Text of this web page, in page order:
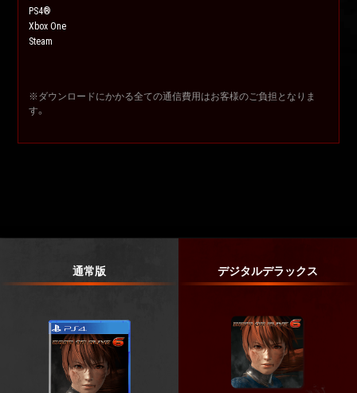
PS4®
Xbox One
Steam
※ダウンロードにかかる全ての通信費用はお客様のご負担となりま
す。
通常版 デジタルデラックス